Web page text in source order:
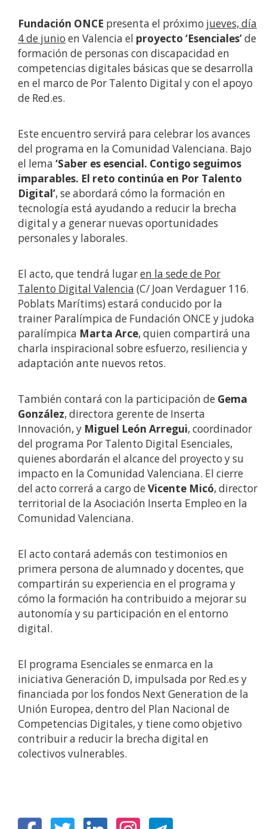
Fundación ONCE presenta el próximo jueves, día
4 de junio en Valencia el proyecto ‘Esenciales’de
formación de personas con discapacidad en
competencias digitales básicas que se desarrolla
en el marco de Por Talento Digital y con el apoyo
de Red.es.
Este encuentro servirá para celebrar los avances
del programa en la Comunidad Valenciana. Bajo
el lema ‘Saber es esencial. Contigo seguimos
imparables. El reto continúa en Por Talento
Digital’, se abordará cómo la formación en
tecnología está ayudando a reducir la brecha
digital y a generar nuevas oportunidades
personales y laborales.
El acto, que tendrá lugaren la sede de Por
Talento Digital Valencia (C/ Joan Verdaguer 116.
Poblats Marítims) estará conducido por la
trainer Paralímpica de Fundación ONCE y judoka
paralímpica Marta Arce, quien compartirá una
charla inspiracional sobre esfuerzo, resiliencia y
adaptación ante nuevos retos.
También contará con la participación de Gema
González, directora gerente de Inserta
Innovación, y Miguel León Arregui, coordinador
del programa Por Talento Digital Esenciales,
quienes abordarán el alcance del proyecto y su
impacto en la Comunidad Valenciana. El cierre
del acto correrá a cargo deVicente Micó, director
territorial de la Asociación Inserta Empleo en la
Comunidad Valenciana.
El acto contará además con testimonios en
primera persona de alumnado y docentes, que
compartirán su experiencia en el programa y
cómo la formación ha contribuido a mejorar su
autonomía y su participación en el entorno
digital.
El programa Esenciales se enmarca en la
iniciativa Generación D, impulsada por Red.es y
financiada por los fondos Next Generation de la
Unión Europea, dentro del Plan Nacional de
Competencias Digitales, y tiene como objetivo
contribuir a reducir la brecha digital en
colectivos vulnerables.